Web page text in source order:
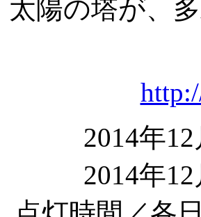
太陽の塔が、
2014年
2014年